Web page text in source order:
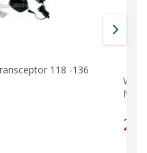
118 -136
Mhz)